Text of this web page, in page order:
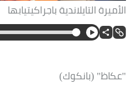
الأميرة التايلاندية باجراكيتيابها
"عكاظ" (بانكوك)